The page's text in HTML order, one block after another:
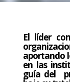
El líder
aportando
en las
guía del